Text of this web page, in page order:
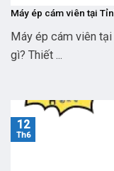
Máy ép cám viên tại
Máy ép cám viên
gì? Thiết ...
12
Th6